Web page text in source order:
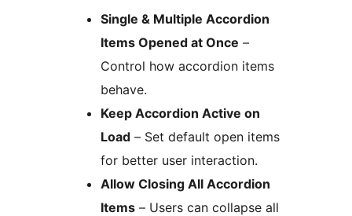
Single & Multiple Accordion
Items Opened at Once –
Control how accordion items
behave.
Keep Accordion Active on
Load – Set default open items
for better user interaction.
Allow Closing All Accordion
Items – Users can collapse all